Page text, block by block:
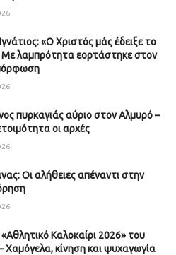
«Ο Χριστός μάς έδειξε το
Με λαμπρότητα εορτάστηκε στον
πυρκαγιάς αύριο στον Αλμυρό –
οι αρχές
Οι αλήθειες απέναντι στην
Καλοκαίρι 2026» του
Χαμόγελα, κίνηση και ψυχαγωγία